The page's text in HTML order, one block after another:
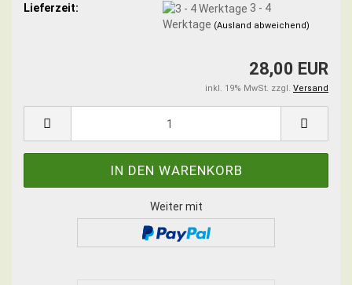
Lieferzeit:
3 - 4
Werktage (Ausland abweichend)
28,00 EUR
inkl. 19% MwSt. zzgl. Versand
Weiter mit